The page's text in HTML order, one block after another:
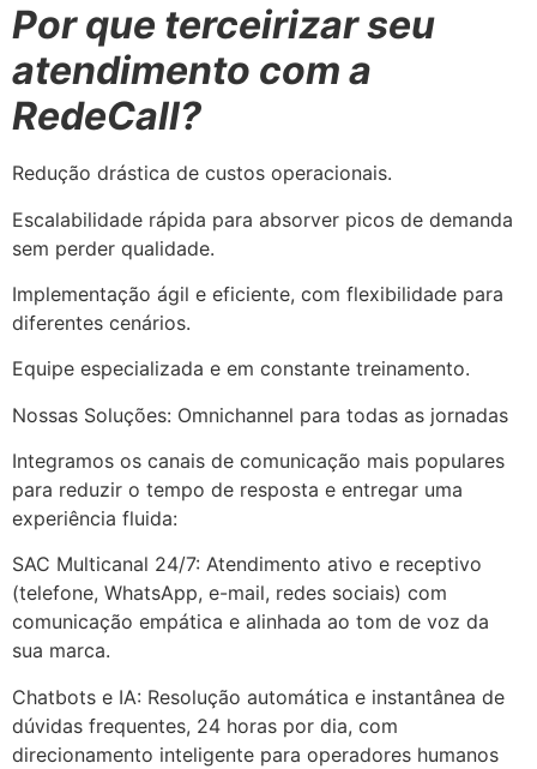
Por que terceirizar seu
atendimento com a
RedeCall?
Redução drástica de custos operacionais.
Escalabilidade rápida para absorver picos de demanda
sem perder qualidade.
Implementação ágil e eficiente, com flexibilidade para
diferentes cenários.
Equipe especializada e em constante treinamento.
Nossas Soluções: Omnichannel para todas as jornadas
Integramos os canais de comunicação mais populares
para reduzir o tempo de resposta e entregar uma
experiência fluida:
SAC Multicanal 24/7: Atendimento ativo e receptivo
(telefone, WhatsApp, e-mail, redes sociais) com
comunicação empática e alinhada ao tom de voz da
sua marca.
Chatbots e IA: Resolução automática e instantânea de
dúvidas frequentes, 24 horas por dia, com
direcionamento inteligente para operadores humanos